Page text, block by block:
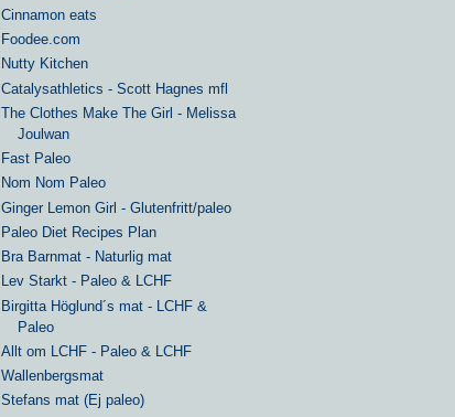
Cinnamon eats
Foodee.com
Nutty Kitchen
Catalysathletics - Scott Hagnes mfl
The Clothes Make The Girl - Melissa
Joulwan
Fast Paleo
Nom Nom Paleo
Ginger Lemon Girl - Glutenfritt/paleo
Paleo Diet Recipes Plan
Bra Barnmat - Naturlig mat
Lev Starkt - Paleo & LCHF
Birgitta Höglund´s mat - LCHF &
Paleo
Allt om LCHF - Paleo & LCHF
Wallenbergsmat
Stefans mat (Ej paleo)